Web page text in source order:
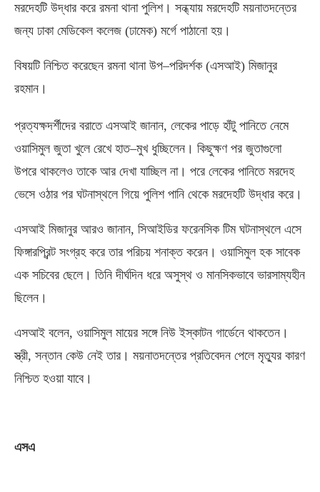
মরদেহটি উদ্ধার করে রমনা থানা পুলিশ। সন্ধ্যায় মরদেহটি ময়নাতদন্তের
জন্য ঢাকা মেডিকেল কলেজ (ঢামেক) মর্গে পাঠানো হয়।
বিষয়টি নিশ্চিত করেছেন রমনা থানা উপ–পরিদর্শক (এসআই) মিজানুর
রহমান।
প্রত্যক্ষদর্শীদের বরাতে এসআই জানান, লেকের পাড়ে হাঁটু পানিতে নেমে
ওয়াসিমুল জুতা খুলে রেখে হাত–মুখ ধুচ্ছিলেন। কিছুক্ষণ পর জুতাগুলো
উপরে থাকলেও তাকে আর দেখা যাচ্ছিল না। পরে লেকের পানিতে মরদেহ
ভেসে ওঠার পর ঘটনাস্থলে গিয়ে পুলিশ পানি থেকে মরদেহটি উদ্ধার করে।
এসআই মিজানুর আরও জানান, সিআইডির ফরেনসিক টিম ঘটনাস্থলে এসে
ফিঙ্গারপ্রিন্ট সংগ্রহ করে তার পরিচয় শনাক্ত করেন। ওয়াসিমুল হক সাবেক
এক সচিবের ছেলে। তিনি দীর্ঘদিন ধরে অসুস্থ ও মানসিকভাবে ভারসাম্যহীন
ছিলেন।
এসআই বলেন, ওয়াসিমুল মায়ের সঙ্গে নিউ ইস্কাটন গার্ডেনে থাকতেন।
স্ত্রী, সন্তান কেউ নেই তার। ময়নাতদন্তের প্রতিবেদন পেলে মৃত্যুর কারণ
নিশ্চিত হওয়া যাবে।
এসএ